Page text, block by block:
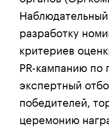
Наблюдательный
разработку
критериев
PR-кампанию по
экспертный
победителей,
церемонию